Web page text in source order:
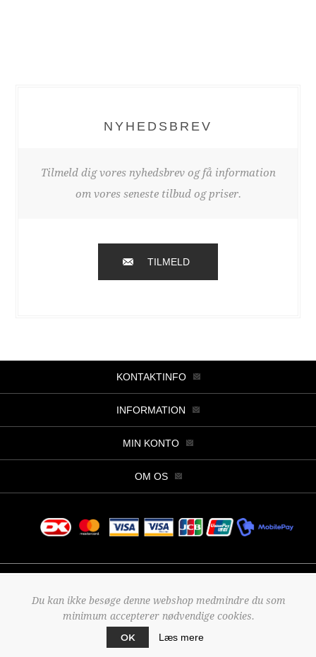
NYHEDSBREV
Tilmeld dig vores nyhedsbrev og få information
om vores seneste tilbud og priser.
TILMELD
KONTAKTINFO
INFORMATION
MIN KONTO
OM OS
Powered by nopCommerce
Designed by 2Bdesign
Du kan ikke besøge denne webshop medmindre du som
minimum accepterer nødvendige cookies.
OK
Læs mere